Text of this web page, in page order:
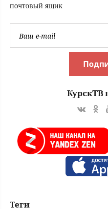
почтовый ящик
КурскТВ
Теги